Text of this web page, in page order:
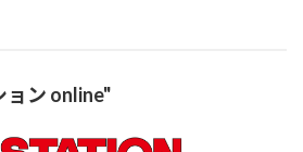
ン online"